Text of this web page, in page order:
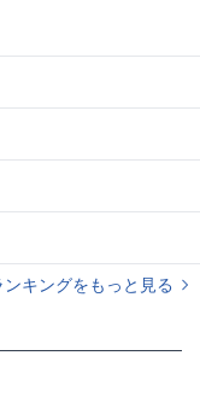
キングをもっと見る